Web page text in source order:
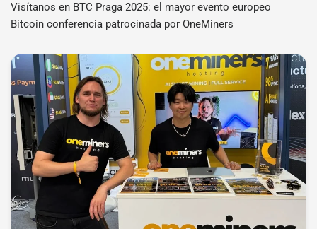
Visítanos en BTC Praga 2025: el mayor evento europeo
Bitcoin conferencia patrocinada por OneMiners